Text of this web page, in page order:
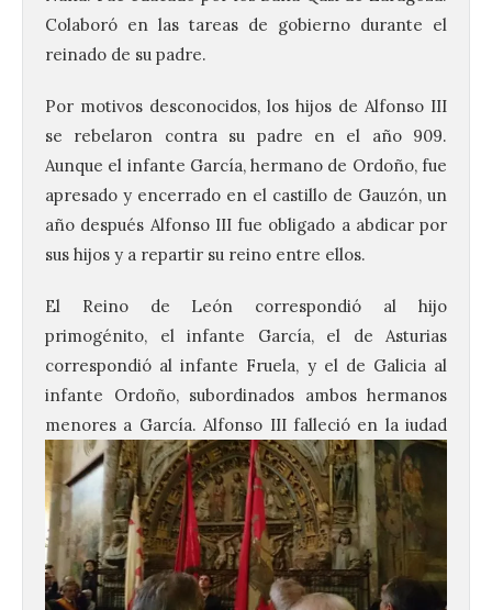
Colaboró en las tareas de gobierno durante el
reinado de su padre.
Por motivos desconocidos, los hijos de Alfonso III
se rebelaron contra su padre en el año 909.
Aunque el infante García, hermano de Ordoño, fue
apresado y encerrado en el castillo de Gauzón, un
año después Alfonso III fue obligado a abdicar por
sus hijos y a repartir su reino entre ellos.
El Reino de León correspondió al hijo
primogénito, el infante García, el de Asturias
correspondió al infante Fruela, y el de Galicia al
infante Ordoño, subordinados ambos hermanos
menores a García. Alfonso III falleció en la iudad